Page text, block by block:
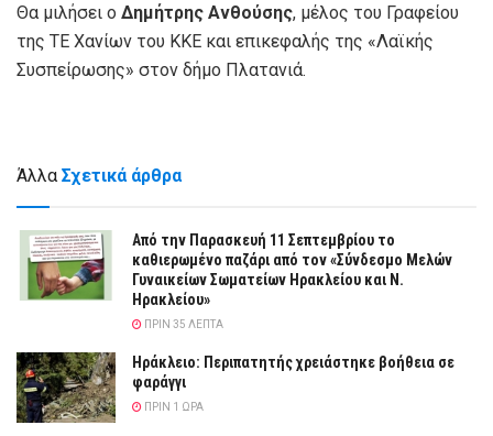
Θα μιλήσει ο Δημήτρης Ανθούσης, μέλος του Γραφείου
της ΤΕ Χανίων του ΚΚΕ και επικεφαλής της «Λαϊκής
Συσπείρωσης» στον δήμο Πλατανιά.
Άλλα Σχετικά άρθρα
Από την Παρασκευή 11 Σεπτεμβρίου το
καθιερωμένο παζάρι από τον «Σύνδεσμο Μελών
Γυναικείων Σωματείων Ηρακλείου και Ν.
Ηρακλείου»
ΠΡΙΝ 35 ΛΕΠΤΆ
Ηράκλειο: Περιπατητής χρειάστηκε βοήθεια σε
φαράγγι
ΠΡΙΝ 1 ΏΡΑ